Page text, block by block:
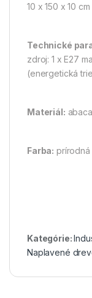
10 x 150 x 10
Technické
zdroj: 1 x E27
(energetická
Materiál: abaca
Farba: prírodná
Kategórie:
Naplavené